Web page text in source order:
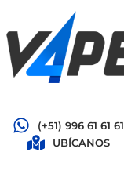
(+51) 996 61 61 61
UBÍCANOS